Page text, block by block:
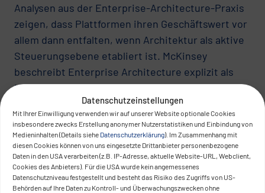
Datenschutzeinstellungen
Mit Ihrer Einwilligung verwenden wir auf unserer Website optionale Cookies
insbesondere zwecks Erstellung anonymer Nutzerstatistiken und Einbindung von
Medieninhalten (Details siehe Datenschutzerklärung). Im Zusammenhang mit
diesen Cookies können von uns eingesetzte Drittanbieter personenbezogene
Daten in den USA verarbeiten (z.B. IP-Adresse, aktuelle Website-URL, Webclient,
Cookies des Anbieters). Für die USA wurde kein angemessenes
Datenschutzniveau festgestellt und besteht das Risiko des Zugriffs von US-
Behörden auf Ihre Daten zu Kontroll- und Überwachungszwecken ohne
Analysen aus der Enterprise-Architecture-Praxis
zeigen, dass Plattformen ihren Geschäftswert vor
allem dann entfalten, wenn Architektur als aktive
Steuerungsebene etabliert ist. McKinsey
beschreibt Enterprise Architecture explizit als
Hebel, um technologische Entscheidungen
konsistent mit Business-Zielen,
Betriebsmodellen und Governance zu verzahnen.
Plattformarchitekturen, die diese Rolle
übernehmen, reduzieren strukturelle Komplexität
und erhöhen die Umsetzungsgeschwindigkeit
digitaler Initiativen.